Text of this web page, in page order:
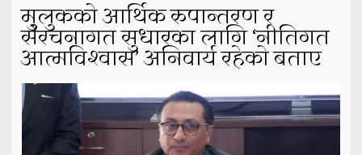
मुलुकको आर्थिक रुपान्तरण र
संरचनागत सुधारका लागि ‘नीतिगत
आत्मविश्वास’ अनिवार्य रहेको बताए